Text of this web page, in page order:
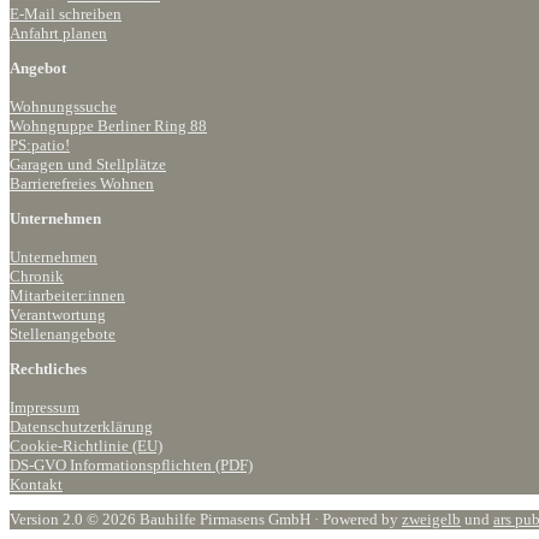
E-Mail schreiben
Anfahrt planen
Angebot
Wohnungssuche
Wohngruppe Berliner Ring 88
PS:patio!
Garagen und Stellplätze
Barrierefreies Wohnen
Unternehmen
Unternehmen
Chronik
Mitarbeiter:innen
Verantwortung
Stellenangebote
Rechtliches
Impressum
Datenschutzerklärung
Cookie-Richtlinie (EU)
DS-GVO Informationspflichten (PDF)
Kontakt
Version 2.0 © 2026 Bauhilfe Pirmasens GmbH · Powered by zweigelb und ars